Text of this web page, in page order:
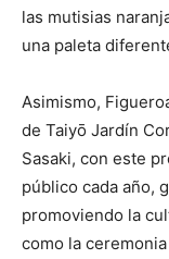
las mutisias
una paleta
Asimismo,
de Taiyō Jardín
Sasaki, con este
público cada año,
promoviendo la
como la